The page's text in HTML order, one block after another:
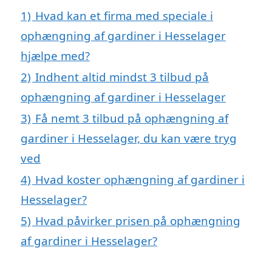
1) Hvad kan et firma med speciale i
ophængning af gardiner i Hesselager
hjælpe med?
2) Indhent altid mindst 3 tilbud på
ophængning af gardiner i Hesselager
3) Få nemt 3 tilbud på ophængning af
gardiner i Hesselager, du kan være tryg
ved
4) Hvad koster ophængning af gardiner i
Hesselager?
5) Hvad påvirker prisen på ophængning
af gardiner i Hesselager?